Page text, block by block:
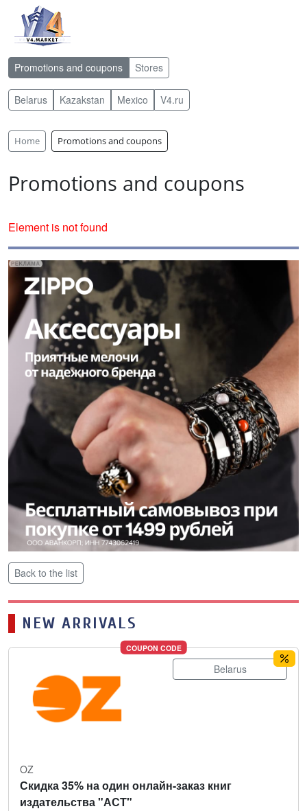
Promotions and coupons Stores
Belarus Kazakstan Mexico V4.ru
Home Promotions and coupons
Promotions and coupons
Element is not found
Back to the list
NEW ARRIVALS
COUPON CODE
Belarus
OZ
Скидка 35% на один онлайн-заказ книг
издательства "АСТ"